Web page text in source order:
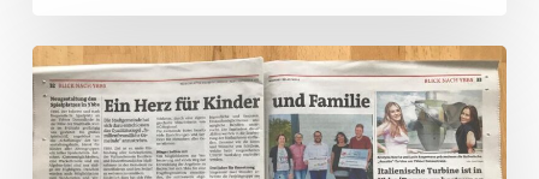
09_2022:
Bezirksblätter
über
Kunterbunt